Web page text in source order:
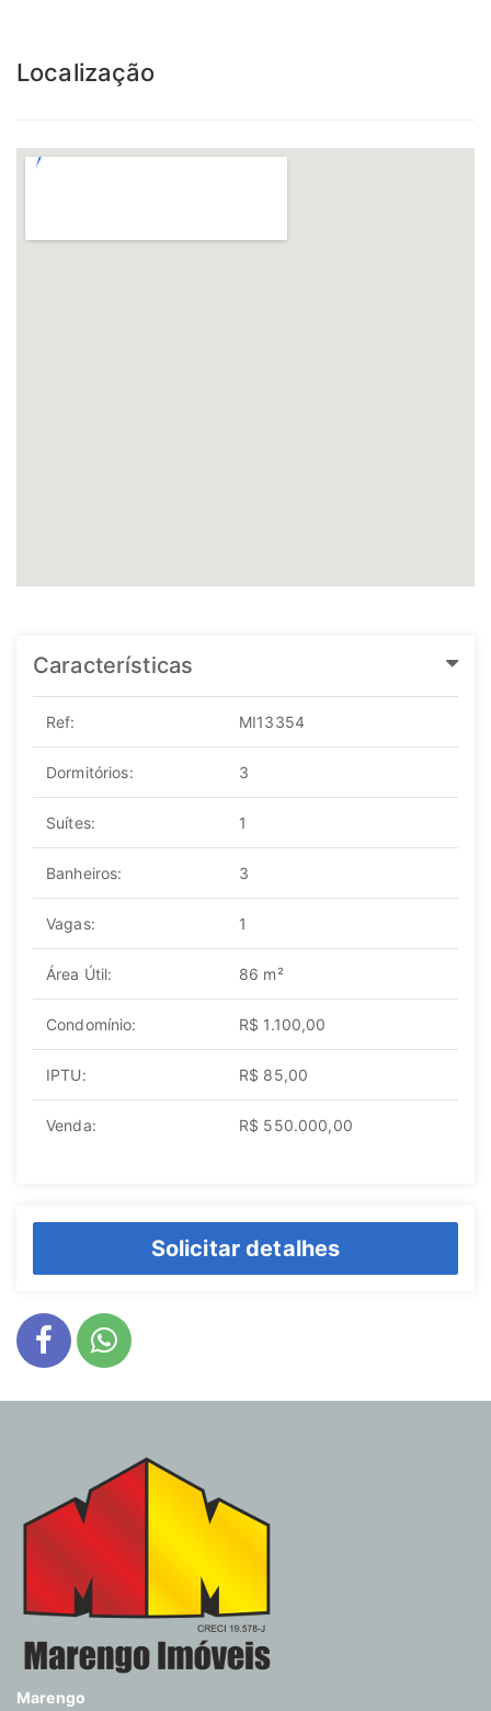
Localização
Características
Ref: MI13354
Dormitórios: 3
Suítes: 1
Banheiros: 3
Vagas: 1
Área Útil: 86 m²
Condomínio: R$ 1.100,00
IPTU: R$ 85,00
Venda: R$ 550.000,00
Solicitar detalhes
Marengo